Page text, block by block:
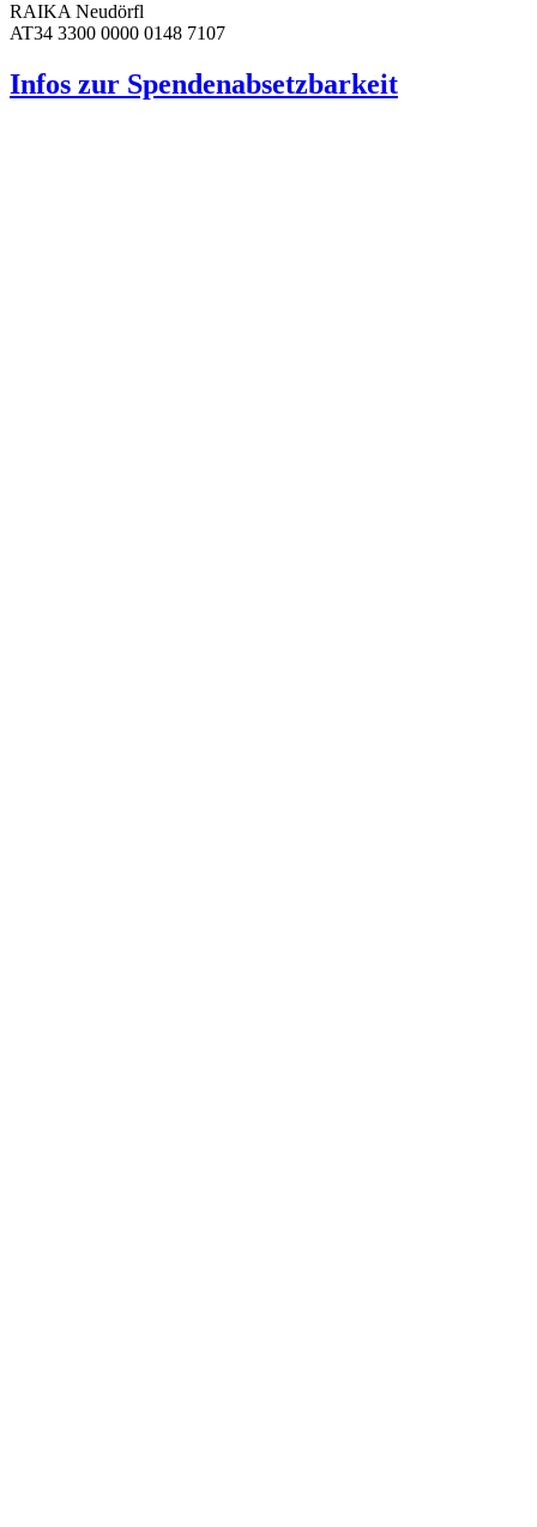
RAIKA Neudörfl
AT34 3300 0000 0148 7107
Infos zur Spenden­absetzbarkeit